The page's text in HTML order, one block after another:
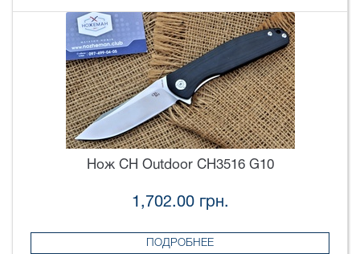
Нож CH Outdoor CH3516 G10
1,702.00 грн.
ПОДРОБНЕЕ